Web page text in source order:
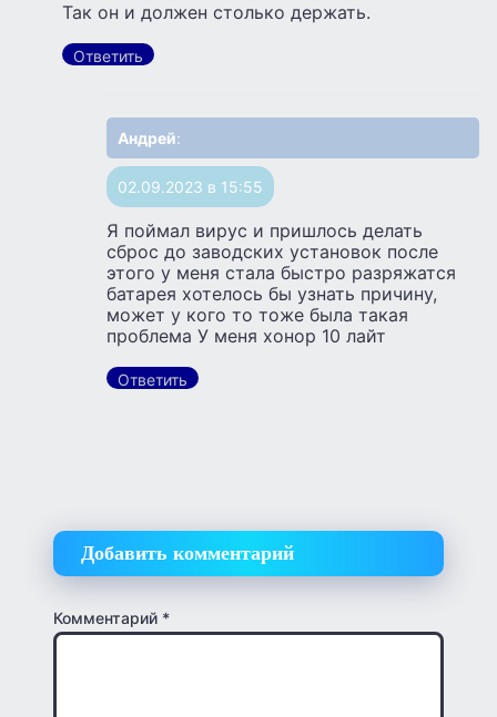
Так он и должен столько держать.
Ответить
Андрей:
02.09.2023 в 15:55
Я поймал вирус и пришлось делать
сброс до заводских установок после
этого у меня стала быстро разряжатся
батарея хотелось бы узнать причину,
может у кого то тоже была такая
проблема У меня хонор 10 лайт
Ответить
Добавить комментарий
Комментарий *